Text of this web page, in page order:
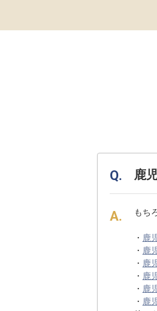
鹿
もち
・ 鹿
・ 鹿
・ 鹿
・ 鹿
・ 鹿
・ 鹿